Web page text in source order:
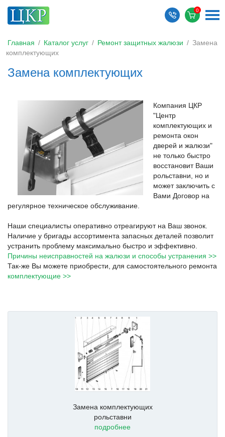
Главная / Каталог услуг / Ремонт защитных жалюзи / Замена
комплектующих
Замена комплектующих
Компания ЦКР
"Центр
комплектующих и
ремонта окон
дверей и жалюзи"
не только быстро
восстановит Ваши
рольставни, но и
может заключить с
Вами Договор на
регулярное техническое обслуживание.
Наши специалисты оперативно отреагируют на Ваш звонок.
Наличие у бригады ассортимента запасных деталей позволит
устранить проблему максимально быстро и эффективно.
Причины неисправностей на жалюзи и способы устранения >>
Так-же Вы можете приобрести, для самостоятельного ремонта
комплектующие >>
Замена комплектующих
рольставни
подробнее